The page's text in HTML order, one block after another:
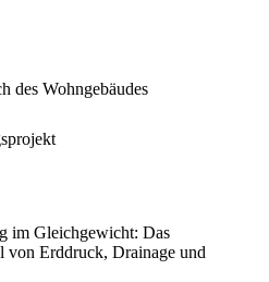
des Wohngebäudes
im Gleichgewicht: Das
von Erddruck, Drainage und